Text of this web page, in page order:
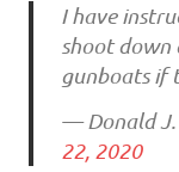
I have
shoot down
gunboats if
— Donald J.
22, 2020